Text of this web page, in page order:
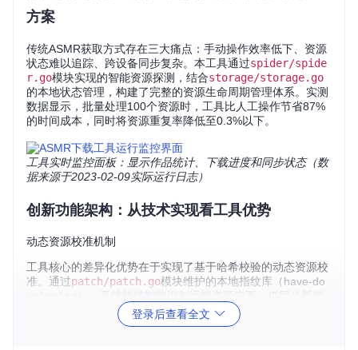
方案
传统ASMR获取方式存在三大痛点：手动操作效率低下、资源
状态难以追踪、跨设备同步复杂。本工具通过spider/spide
r.go模块实现的智能资源探测，结合storage/storage.go
的本地状态管理，构建了完整的资源生命周期管理体系。实测
数据显示，批量处理100个资源时，工具比人工操作节省87%
的时间成本，同时将资源重复率降低至0.3%以下。
工具实时监控面板：显示作品统计、下载进度和同步状态（数
据来源于2023-02-09实际运行日志）
创新功能架构：从技术实现看工具优势
动态资源校准机制
工具核心的差异化优势在于实现了基于哈希校验的动态资源校
准。通过patch/patch.go模块维护的本地指纹库（have-do
或更新的内容。这种增量同步策略使带宽占用降低65%，特别
适合网络条件有限的使用场景。
登录后查看全文